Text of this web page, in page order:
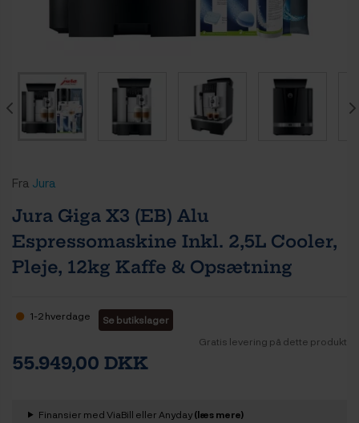
Fra Jura
Jura Giga X3 (EB) Alu
Espressomaskine Inkl. 2,5L Cooler,
Pleje, 12kg Kaffe & Opsætning
1-2 hverdage
Se butikslager
Gratis levering på dette produkt
55.949,00 DKK
Finansier med ViaBill eller Anyday(læs mere)